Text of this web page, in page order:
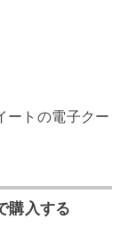
ートの電子クー
購入する